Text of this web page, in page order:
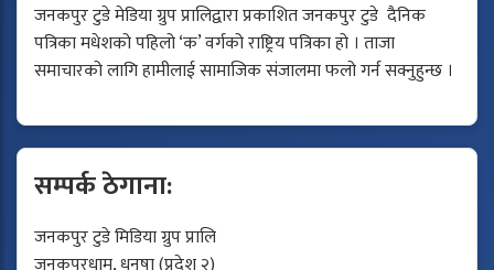
जनकपुर टुडे मेडिया ग्रुप प्रालिद्वारा प्रकाशित जनकपुर टुडे दैनिक
पत्रिका मधेशको पहिलो ‘क’ वर्गको राष्ट्रिय पत्रिका हो । ताजा
समाचारको लागि हामीलाई सामाजिक संजालमा फलो गर्न सक्नुहुन्छ ।
सम्पर्क ठेगाना:
जनकपुर टुडे मिडिया ग्रुप प्रालि